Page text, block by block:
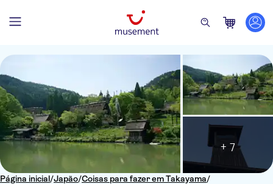
Página inicial/Japão/Coisas para fazer em Takayama/
+ 7